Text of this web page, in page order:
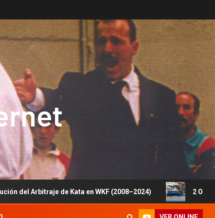
de Kata en WKF (2008–2024) 2 Oros, 1 Plata